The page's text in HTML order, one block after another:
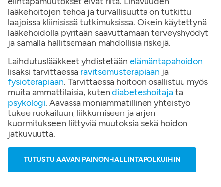
lääkehoitojen tehoa ja turvallisuutta on tutkittu
laajoissa kliinisissä tutkimuksissa. Oikein käytettynä
lääkehoidolla pyritään saavuttamaan terveyshyödyt
ja samalla hallitsemaan mahdollisia riskejä.
Laihdutuslääkkeet yhdistetään elämäntapahoidon
lisäksi tarvittaessa ravitsemusterapiaan ja
fysioterapiaan. Tarvittaessa hoitoon osallistuu myös
muita ammattilaisia, kuten diabeteshoitajatai
psykologi. Aavassa moniammatillinen yhteistyö
tukee ruokailuun, liikkumiseen ja arjen
kuormitukseen liittyviä muutoksia sekä hoidon
jatkuvuutta.
TUTUSTU AAVAN PAINONHALLINTAPOLKUIHIN